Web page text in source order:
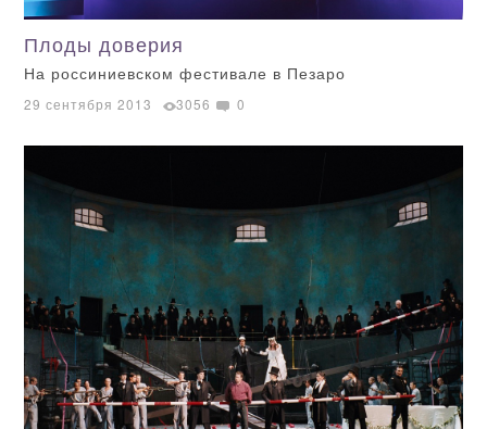
Плоды доверия
На россиниевском фестивале в Пезаро
29 сентября 2013 3056 0